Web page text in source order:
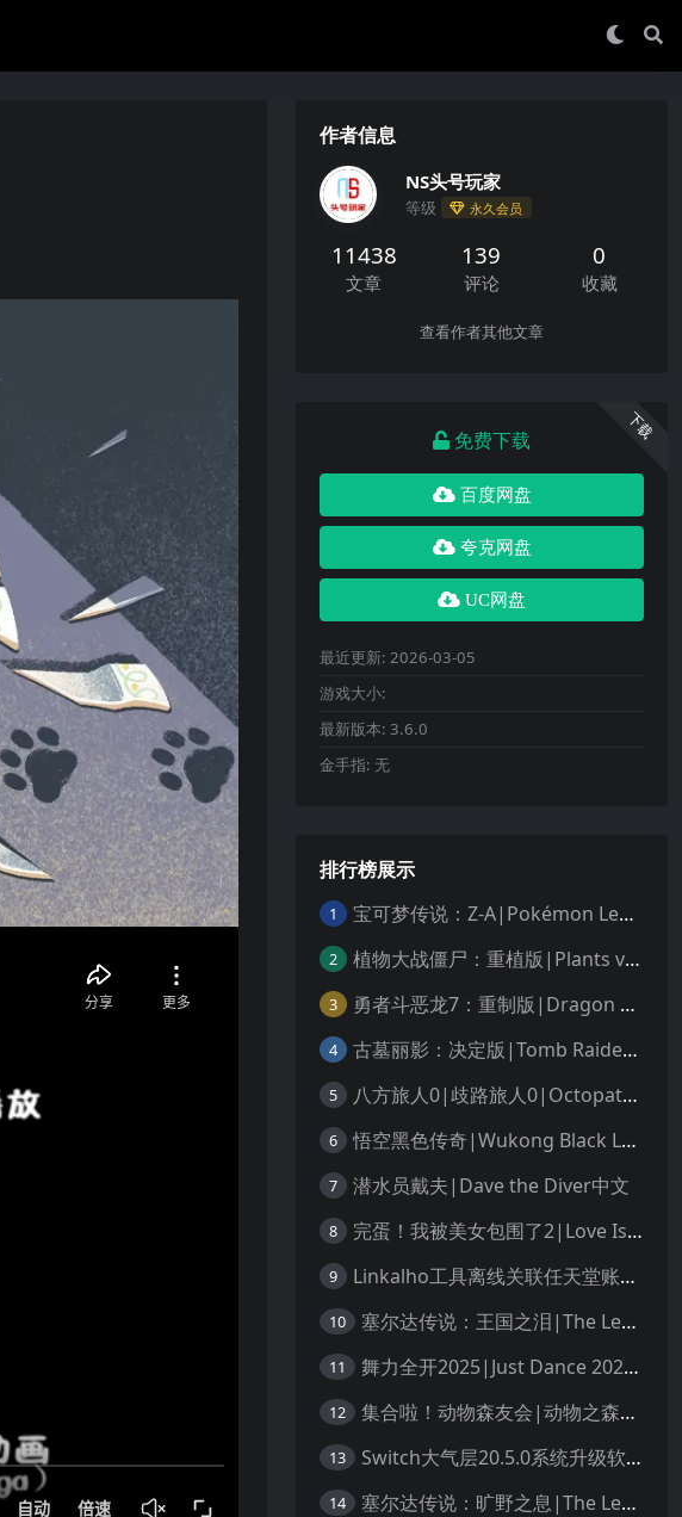
作者信息
NS头号玩家
等级 永久会员
11438
文章
139
评论
0
收藏
查看作者其他文章
下载
免费下载
百度网盘
夸克网盘
UC网盘
最近更新: 2026-03-05
游戏大小:
最新版本: 3.6.0
金手指: 无
排行榜展示
1 宝可梦传说：Z-A|Pokémon Legends: Z-A中文
2 植物大战僵尸：重植版|Plants vs. Zombies: Replanted中文
3 勇者斗恶龙7：重制版|Dragon Quest VII Reimagined中文
4 古墓丽影：决定版|Tomb Raider: Definitive Edition中文
5 八方旅人0|歧路旅人0|Octopath Traveler 0中文
6 悟空黑色传奇|Wukong Black Legend
7 潜水员戴夫|Dave the Diver中文
8 完蛋！我被美女包围了2|Love Is All Around 2中文
9 Linkalho工具离线关联任天堂账户教程
10 塞尔达传说：王国之泪|The Legend of Zelda: Tears of the Kingdom中文
11 舞力全开2025|Just Dance 2025中文
12 集合啦！动物森友会|动物之森|Animal Crossing: New Horizons中文
13 Switch大气层20.5.0系统升级软硬破通用教程
14 塞尔达传说：旷野之息|The Legend of Zelda: Breath of the Wild中文